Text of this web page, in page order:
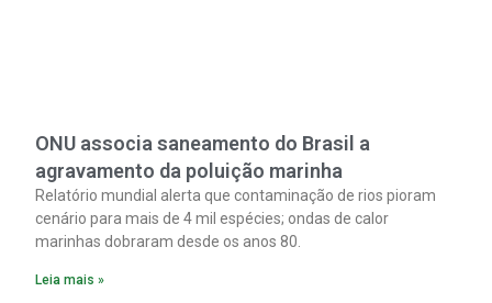
ONU associa saneamento do Brasil a
agravamento da poluição marinha
Relatório mundial alerta que contaminação de rios pioram
cenário para mais de 4 mil espécies; ondas de calor
marinhas dobraram desde os anos 80.
Leia mais »